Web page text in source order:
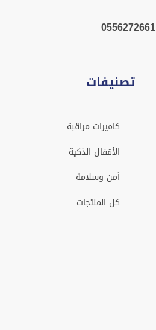
0556272661
تصنيفات
كاميرات مراقبة
الأقفال الذكية
أمن وسلامة
كل المنتجات